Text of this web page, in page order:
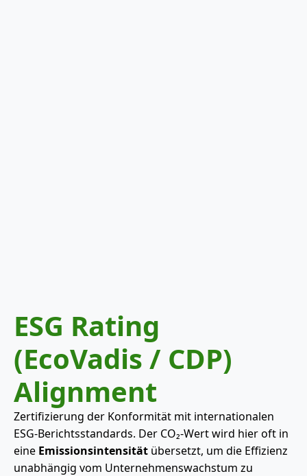
ESG Rating
(EcoVadis / CDP)
Alignment
Zertifizierung der Konformität mit internationalen
ESG-Berichtsstandards. Der CO₂-Wert wird hier oft in
eine Emissionsintensität übersetzt, um die Effizienz
unabhängig vom Unternehmenswachstum zu